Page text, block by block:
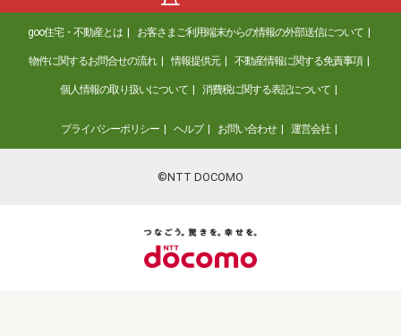
goo住宅・不動産とは お客さまご利用端末からの情報の外部送信について
物件に関するお問合せの流れ 情報提供元 不動産情報に関する免責事項
個人情報の取り扱いについて 消費税に関する表記について
プライバシーポリシー ヘルプ お問い合わせ 運営会社
©NTT DOCOMO